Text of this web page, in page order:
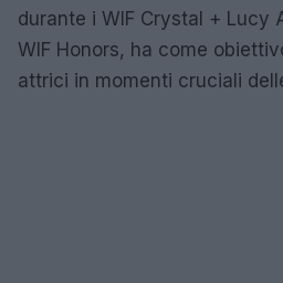
durante i WIF Crystal + Lucy
WIF Honors, ha come
attrici in momenti cruciali